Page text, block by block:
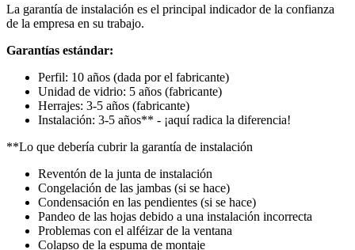
La garantía de instalación es el principal indicador de la confianza
de la empresa en su trabajo.
Garantías estándar:
Perfil: 10 años (dada por el fabricante)
Unidad de vidrio: 5 años (fabricante)
Herrajes: 3-5 años (fabricante)
Instalación: 3-5 años** - ¡aquí radica la diferencia!
**Lo que debería cubrir la garantía de instalación
Reventón de la junta de instalación
Congelación de las jambas (si se hace)
Condensación en las pendientes (si se hace)
Pandeo de las hojas debido a una instalación incorrecta
Problemas con el alféizar de la ventana
Colapso de la espuma de montaje